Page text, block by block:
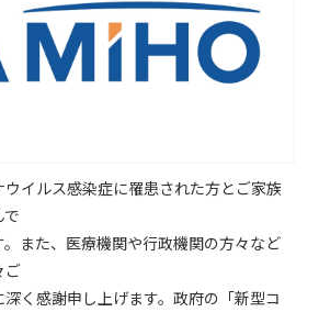
イルス感染症に罹患された方とご家族
で
また、医療機関や行政機関の方々など
ご
く感謝申し上げます。政府の「新型コ